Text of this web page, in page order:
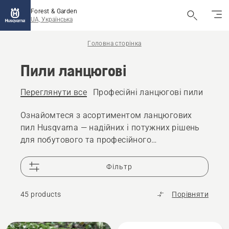
Forest & Garden
UA, Українська
Головна сторінка
Пили ланцюгові
Переглянути все Професійні ланцюгові пили
Ознайомтеся з асортиментом ланцюгових
пил Husqvarna — надійних і потужних рішень
для побутового та професійного
поєднують високу продуктивність, довговічні
двигуни та продуману ергономіку, що
забезпечує комфорт і контроль під час
роботи.
сучасними системами безпеки та створена
Фільтр
45 products Порівняти